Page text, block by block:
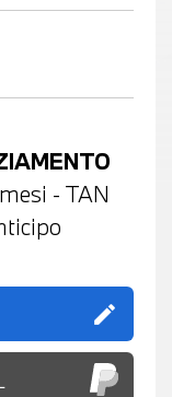
mesi - TAN
edit